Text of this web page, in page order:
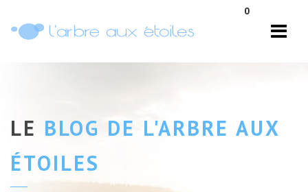
0
LE BLOG DE L'ARBRE AUX
ÉTOILES